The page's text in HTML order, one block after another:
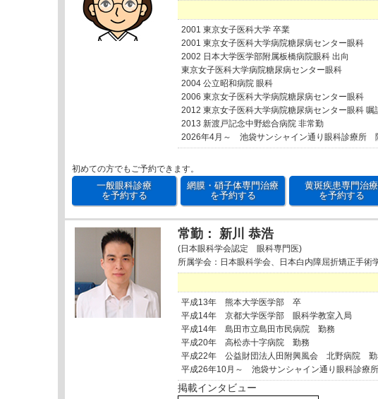
2001 東京女子医科大学 卒業
2001 東京女子医科大学病院糖尿病センター眼科
2002 日本大学医学部附属板橋病院眼科 出向
東京女子医科大学病院糖尿病センター眼科
2004 公立昭和病院 眼科
2006 東京女子医科大学病院糖尿病センター眼科
2012 東京女子医科大学病院糖尿病センター眼科 嘱
2013 新渡戸記念中野総合病院 非常勤
2026年4月～ 池袋サンシャイン通り眼科診療所
初めての方でもご予約できます。
一般眼科診療
を予約する
網膜・硝子体専門治療
を予約する
黄斑疾患専門治療
を予約する
常勤： 新川 恭浩
(日本眼科学会認定 眼科専門医)
所属学会：日本眼科学会、日本白内障屈折矯正手
平成13年 熊本大学医学部 卒
平成14年 京都大学医学部 眼科学教室入局
平成14年 島田市立島田市民病院 勤務
平成20年 高松赤十字病院 勤務
平成22年 公益財団法人田附興風会 北野病院 勤
平成26年10月～ 池袋サンシャイン通り眼科診療
掲載インタビュー